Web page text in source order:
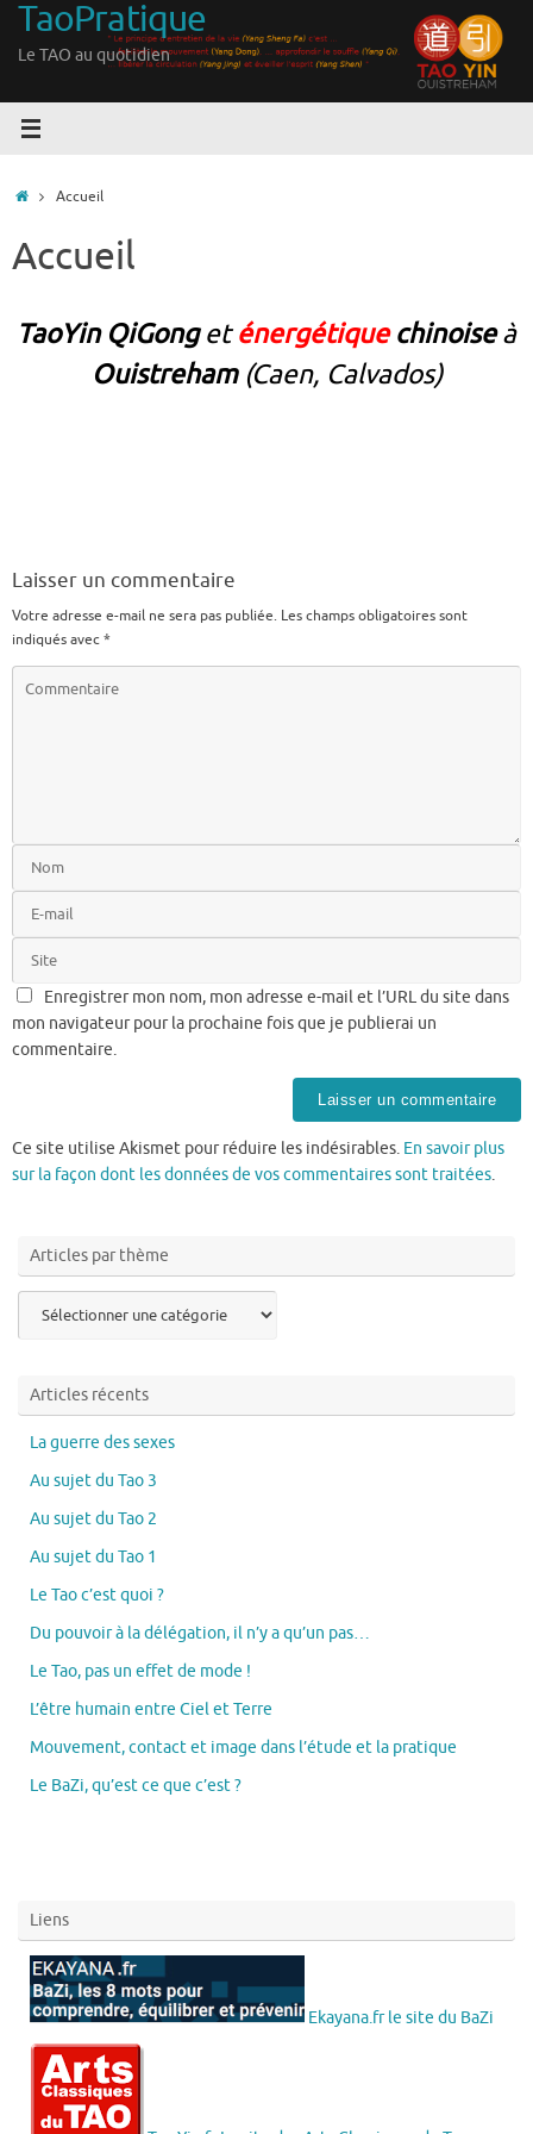
Passer
contenu
TaoPratique
Le TAO au quotidien
Accueil
Accueil
Accueil
TaoYin QiGongeténergétiquechinoiseà
Ouistreham(Caen, Calvados)
Laisser un commentaire
Votre adresse e-mail ne sera pas publiée. Les champs obligatoires sont
indiqués avec*
Enregistrer mon nom, mon adresse e-mail et l’URL du site dans
mon navigateur pour la prochaine fois que je publierai un
commentaire.
Ce site utilise Akismet pour réduire les indésirables. En savoir plus
sur la façon dont les données de vos commentaires sont traitées.
Articles par thème
Articles récents
La guerre des sexes
Au sujet du Tao 3
Au sujet du Tao 2
Au sujet du Tao 1
Le Tao c’est quoi ?
Du pouvoir à la délégation, il n’y a qu’un pas…
Le Tao, pas un effet de mode !
L’être humain entre Ciel et Terre
Mouvement, contact et image dans l’étude et la pratique
Le BaZi, qu’est ce que c’est ?
Liens
Ekayana.fr le site du BaZi